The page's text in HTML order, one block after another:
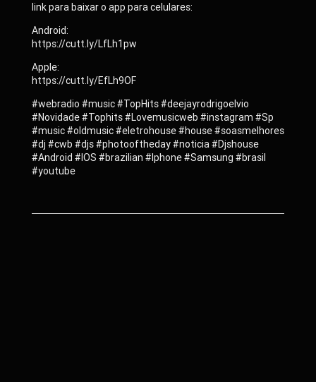
link para baixar o app para celulares:
Android:
https://cutt.ly/LfLh1pw
Apple:
https://cutt.ly/EfLh9OF
#webradio #music #TopHits #deejayrodrigoelvio
#Novidade #Tophits #Lovemusicweb #instagram #Sp
#music #oldmusic #eletrohouse #house #soasmelhores
#dj #cwb #djs #photooftheday #noticia #Djshouse
#Android #IOS #brazilian #Iphone #Samsung #brasil
#youtube